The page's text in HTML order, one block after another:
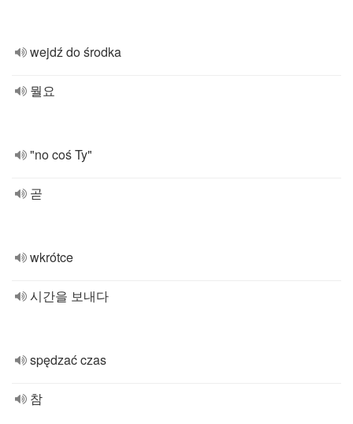
wejdź do środka
뭘요
"no coś Ty"
곧
wkrótce
시간을 보내다
spędzać czas
참